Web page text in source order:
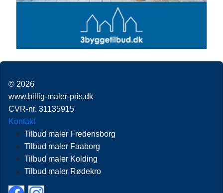
© 2026
www.billig-maler-pris.dk
CVR-nr. 31135915
Kontakt
Tilbud maler Fredensborg
Tilbud maler Faaborg
Tilbud maler Kolding
Tilbud maler Rødekro